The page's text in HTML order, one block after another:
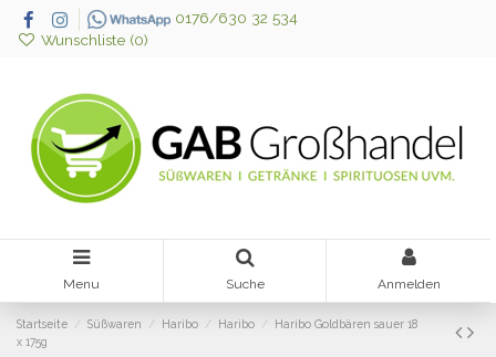
0176/630 32 534
Wunschliste (0)
Menu Suche Anmelden
Startseite Süßwaren Haribo Haribo
Haribo Goldbären sauer 18
x 175g